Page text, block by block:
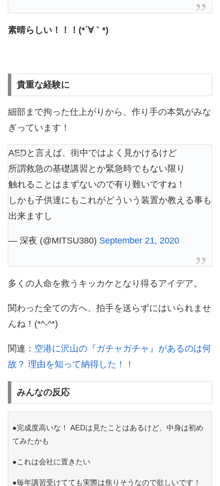
素晴らしい！！！(*´∀｀*)
貴重な経験に
細部まで拘った仕上がりから、作り手の本気がみな
ぎっています！
AEDと言えば、街中ではよく見かけるけど
所謂救急の基礎講習とか緊急時でもない限り
触れることはまずないので有り難いですね！
しかも子供達にもこれがどういう装置か教える事も
出来ますし
— 深夜 (@MITSU380) September 21, 2020
多くの人命を救うキッカケとなり得るアイデア。
関わった全ての方へ、拍手を送らずにはいられませ
んね！(*^-^*)
関連： 空港に沢山の『ガチャガチャ』があるのは何
故？ 理由を知って納得した！！
みんなの反応
●完成度高いな！ AEDは見たことはあるけど、中身は初め
てみたかも
●これは会社に置きたい
●毎年講習受けてても実際は焦りそうなので欲しいです！